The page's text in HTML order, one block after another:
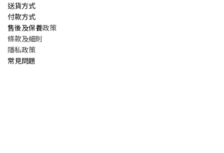
送貨方式
付款方式
售後及保養政策
條款及細則
隱私政策
常見問題